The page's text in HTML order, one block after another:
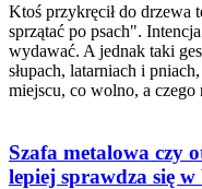
Ktoś przykręcił do drzewa
sprzątać po psach".
wydawać. A jednak taki
słupach, latarniach i
miejscu, co wolno, a
Szafa metalowa czy
lepiej sprawdza się